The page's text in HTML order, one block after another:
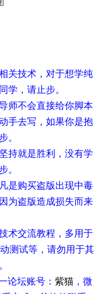
关技术，对于想学纯
学，请止步。
师不会直接给你脚本
手去写，如果你是抱
。
持就是胜利，没有学
。
是购买盗版出现中毒
为盗版造成损失而来
术交流教程，多用于
测试等，请勿用于其
论坛账号： 紫猫 ，微